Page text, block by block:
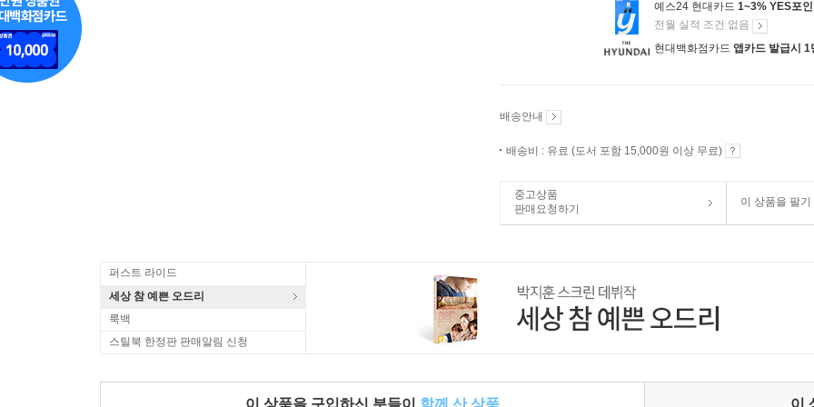
예스24 현대카드 1~3% YES포
전월 실적 조건 없음
현대백화점카드 앱카드 발급시 1
배송안내
배송비 : 유료 (도서 포함 15,000원 이상 무료)
중고상품
판매요청하기
이 상품을 팔기
퍼스트 라이드
세상 참 예쁜 오드리
룩백
스틸북 한정판 판매알림 신청
이 상품을 구입하신 분들이 함께 산 상품 이